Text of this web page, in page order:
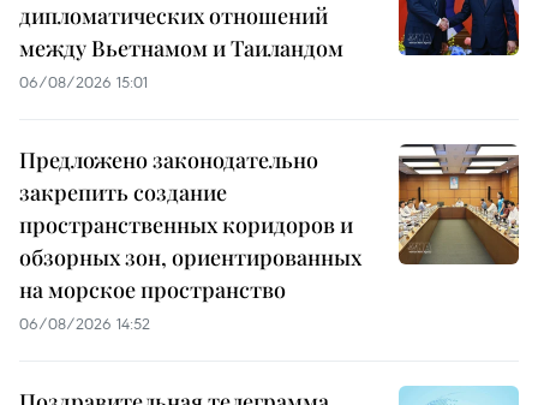
дипломатических отношений
между Вьетнамом и Таиландом
06/08/2026 15:01
Предложено законодательно
закрепить создание
пространственных коридоров и
обзорных зон, ориентированных
на морское пространство
06/08/2026 14:52